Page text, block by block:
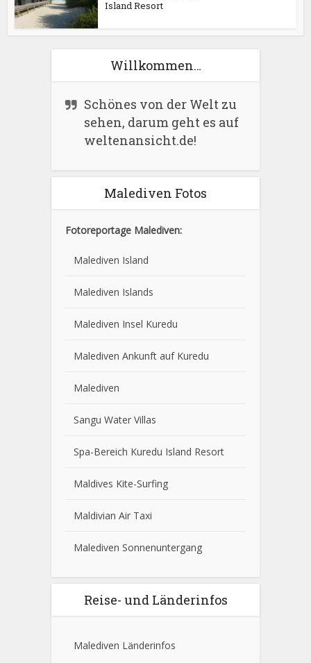
Island Resort
Willkommen…
Schönes von der Welt zu
sehen, darum geht es auf
weltenansicht.de!
Malediven Fotos
Fotoreportage Malediven:
Malediven Island
Malediven Islands
Malediven Insel Kuredu
Malediven Ankunft auf Kuredu
Malediven
Sangu Water Villas
Spa-Bereich Kuredu Island Resort
Maldives Kite-Surfing
Maldivian Air Taxi
Malediven Sonnenuntergang
Reise- und Länderinfos
Malediven Länderinfos